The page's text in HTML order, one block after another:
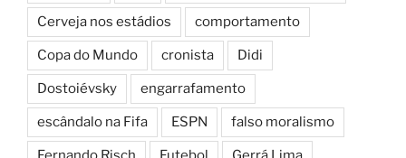
Cerveja nos estádios comportamento
Copa do Mundo cronista Didi
Dostoiévsky engarrafamento
escândalo na Fifa ESPN falso moralismo